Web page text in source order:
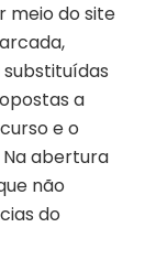
meio do site
a
e o
abertura
não
do